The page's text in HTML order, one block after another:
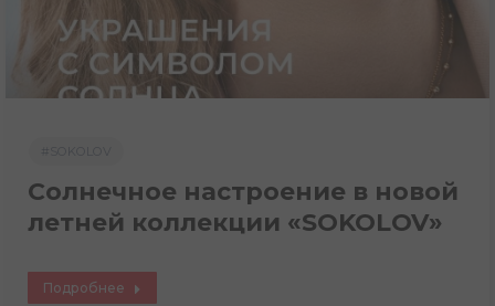
Солнечное настроение в новой
летней коллекции «SOKOLOV»
Подробнее